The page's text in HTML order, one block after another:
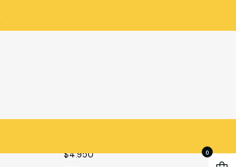
0
$4.950